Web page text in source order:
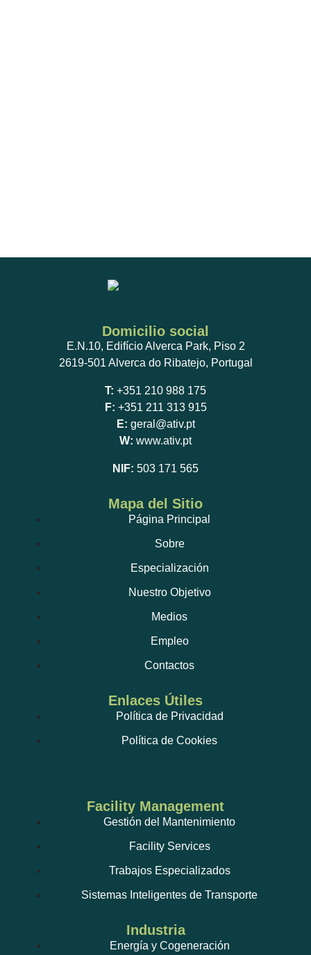
Domicilio social
E.N.10, Edifício Alverca Park, Piso 2
2619-501 Alverca do Ribatejo, Portugal
T: +351 210 988 175
F: +351 211 313 915
E: geral@ativ.pt
W: www.ativ.pt
NIF: 503 171 565
Mapa del Sitio
Página Principal
Sobre
Especialización
Nuestro Objetivo
Medios
Empleo
Contactos
Enlaces Útiles
Política de Privacidad
Política de Cookies
Facility Management
Gestión del Mantenimiento
Facility Services
Trabajos Especializados
Sistemas Inteligentes de Transporte
Industria
Energía y Cogeneración